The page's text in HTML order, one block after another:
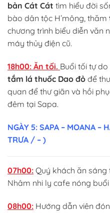
bản Cát Cát tìm hiểu đời
bào dân tộc H’mông, thăm
chương trình biểu diễn văn
máy thủy điện cũ.
18h00: Ăn tối. Buổi tối tự
tắm lá thuốc Dao đỏ để
quan để thư giãn và hồi
đêm tại Sapa.
NGÀY 5: SAPA – MOANA –
TRƯA / – )
07h00: Quý khách ăn sáng
Nhâm nhi ly cafe nóng
08h00: Hướng dẫn viên